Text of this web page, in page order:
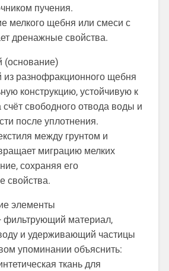
пучения.
мелкого щебня или смеси с
дренажные свойства.
(основание)
разнофракционного щебня
конструкцию, устойчивую к
счёт свободного отвода воды и
после уплотнения.
между грунтом и
миграцию мелких
сохраняя его
свойства.
элементы
фильтрующий материал,
и удерживающий частицы
упоминании объяснить:
ткань для